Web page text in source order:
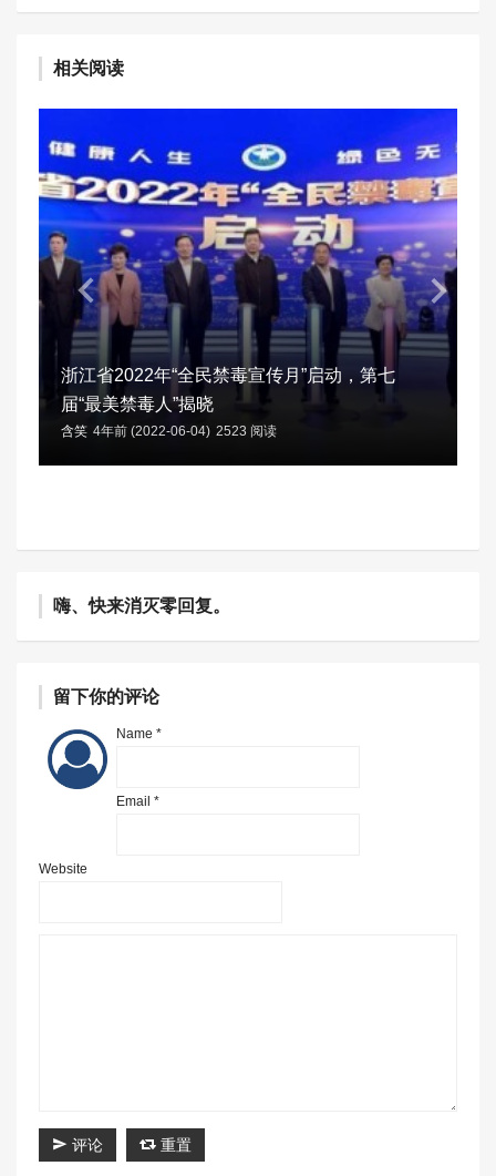
相关阅读
浙江省2022年“全民禁毒宣传月”启动，第七
届“最美禁毒人”揭晓
含笑 4年前 (2022-06-04) 2523 阅读
嗨、快来消灭零回复。
留下你的评论
Name *
Email *
Website
评论 重置